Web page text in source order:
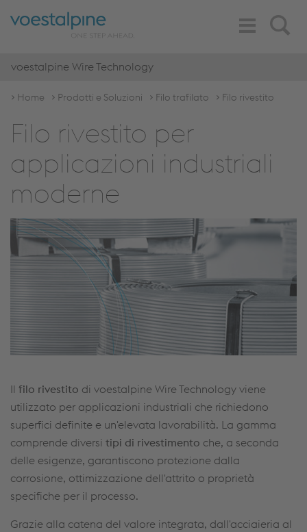
Search
Toggle
Navigation
voestalpine Wire Technology
Home Prodotti e Soluzioni Filo trafilato Filo rivestito
Filo rivestito per
applicazioni industriali
moderne
Il filo rivestito di voestalpine Wire Technology viene
utilizzato per applicazioni industriali che richiedono
superfici definite e un'elevata lavorabilità. La gamma
comprende diversi tipi di rivestimento che, a seconda
delle esigenze, garantiscono protezione dalla
corrosione, ottimizzazione dell'attrito o proprietà
specifiche per il processo.
Grazie alla catena del valore integrata, dall'acciaieria al